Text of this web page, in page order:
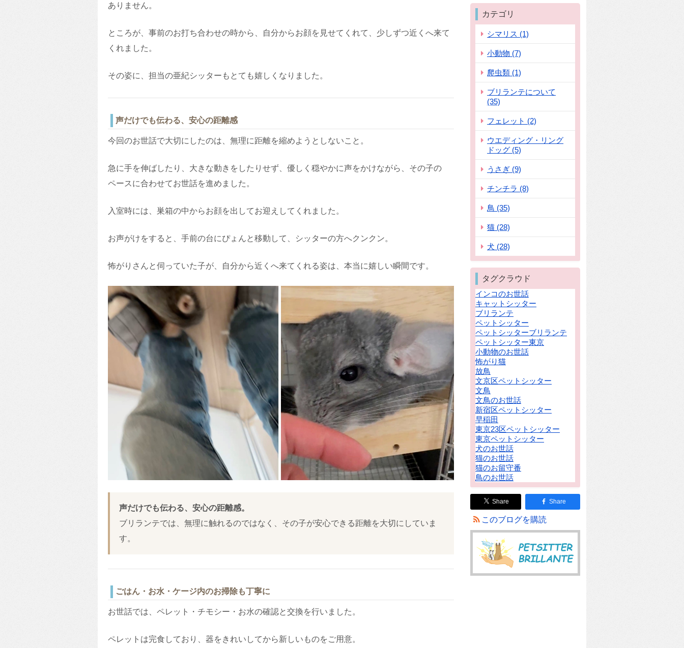
ありません。
ところが、事前のお打ち合わせの時から、自分からお顔を見せてくれて、少しずつ近くへ来て
くれました。
その姿に、担当の亜紀シッターもとても嬉しくなりました。
声だけでも伝わる、安心の距離感
今回のお世話で大切にしたのは、無理に距離を縮めようとしないこと。
急に手を伸ばしたり、大きな動きをしたりせず、優しく穏やかに声をかけながら、その子の
ペースに合わせてお世話を進めました。
入室時には、巣箱の中からお顔を出してお迎えしてくれました。
お声がけをすると、手前の台にぴょんと移動して、シッターの方へクンクン。
怖がりさんと伺っていた子が、自分から近くへ来てくれる姿は、本当に嬉しい瞬間です。
声だけでも伝わる、安心の距離感。
ブリランテでは、無理に触れるのではなく、その子が安心できる距離を大切にしていま
す。
ごはん・お水・ケージ内のお掃除も丁寧に
お世話では、ペレット・チモシー・お水の確認と交換を行いました。
ペレットは完食しており、器をきれいしてから新しいものをご用意。
カテゴリ
シマリス (1)
小動物 (7)
爬虫類 (1)
ブリランテについて
(35)
フェレット (2)
ウエディング・リング
ドッグ (5)
うさぎ (9)
チンチラ (8)
鳥 (35)
猫 (28)
犬 (28)
タグクラウド
インコのお世話
キャットシッター
ブリランテ
ペットシッター
ペットシッターブリランテ
ペットシッター東京
小動物のお世話
怖がり猫
放鳥
文京区ペットシッター
文鳥
文鳥のお世話
新宿区ペットシッター
早稲田
東京23区ペットシッター
東京ペットシッター
犬のお世話
猫のお世話
猫のお留守番
鳥のお世話
Share Share
このブログを購読